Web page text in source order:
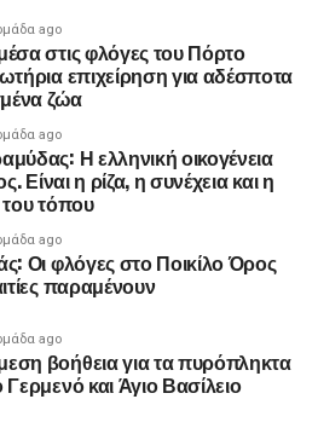
ago
στις φλόγες του Πόρτο
επιχείρηση για αδέσποτα
ζώα
ago
Η ελληνική οικογένεια
Είναι η ρίζα, η συνέχεια και η
τόπου
ago
Οι φλόγες στο Ποικίλο Όρος
παραμένουν
ago
βοήθεια για τα πυρόπληκτα
και Άγιο Βασίλειο